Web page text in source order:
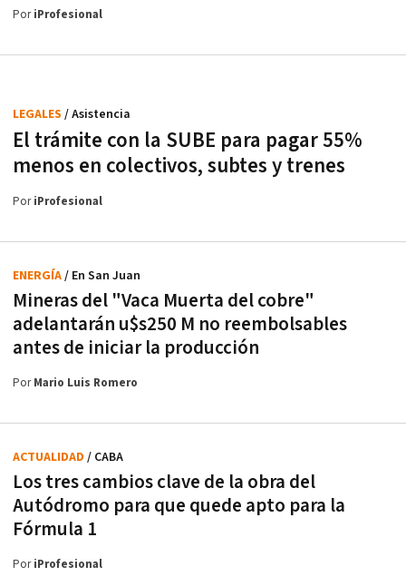
PoriProfesional
El trámite con la SUBE para pagar 55%
menos en colectivos, subtes y trenes
LEGALES / Asistencia
PoriProfesional
Mineras del "Vaca Muerta del cobre"
adelantarán u$s250 M no reembolsables
antes de iniciar la producción
ENERGÍA/ En San Juan
PorMario Luis Romero
Los tres cambios clave de la obra del
Autódromo para que quede apto para la
Fórmula 1
ACTUALIDAD / CABA
PoriProfesional